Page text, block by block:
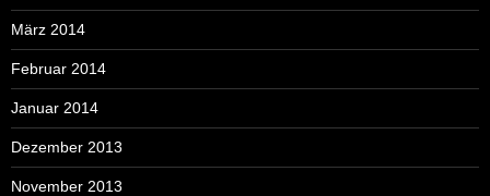
März 2014
Februar 2014
Januar 2014
Dezember 2013
November 2013